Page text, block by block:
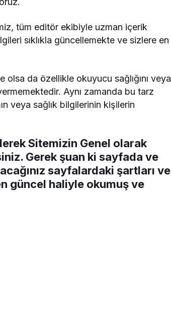
tüm editör ekibiyle uzman içerik
sıklıkla güncellemekte ve sizlere en
da özellikle okuyucu sağlığını veya
Aynı zamanda bu tarz
veya sağlık bilgilerinin kişilerin
Sitemizin Genel olarak
Gerek şuan ki sayfada ve
sayfalardaki şartları ve
güncel haliyle okumuş ve